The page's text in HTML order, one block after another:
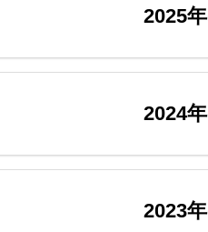
2025
2024
2023